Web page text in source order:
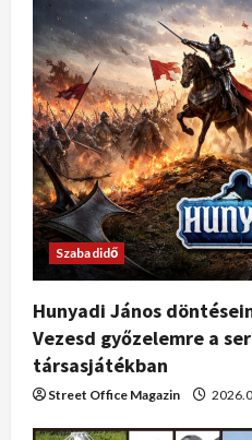
Szabadidő
Hunyadi János
Vezesd győzelemre a
társasjátékban
Street Office Magazin